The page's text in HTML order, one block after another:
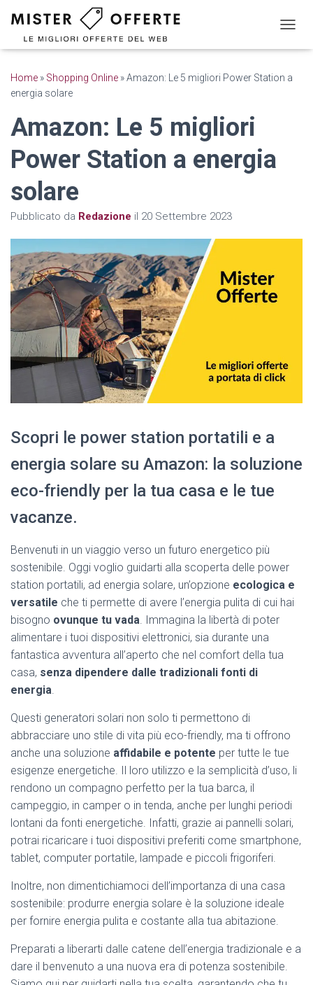
A
I
Home » Shopping Online »Amazon: Le 5 migliori Power Station a
energia solare
Amazon: Le 5 migliori
Power Station a energia
solare
Pubblicato da Redazione il 20 Settembre 2023
Scopri le power station portatili e a
energia solare su Amazon: la soluzione
eco-friendly per la tua casa e le tue
vacanze.
Benvenuti in un viaggio verso un futuro energetico più
sostenibile. Oggi voglio guidarti alla scoperta delle power
station portatili, ad energia solare, un’opzione ecologica e
versatile che ti permette di avere l’energia pulita di cui hai
bisogno ovunque tu vada. Immagina la libertà di poter
alimentare i tuoi dispositivi elettronici, sia durante una
fantastica avventura all’aperto che nel comfort della tua
casa, senza dipendere dalle tradizionali fonti di
energia.
Questi generatori solari non solo ti permettono di
abbracciare uno stile di vita più eco-friendly, ma ti offrono
anche una soluzione affidabile e potente per tutte le tue
esigenze energetiche. Il loro utilizzo e la semplicità d’uso, li
rendono un compagno perfetto per la tua barca, il
campeggio, in camper o in tenda, anche per lunghi periodi
lontani da fonti energetiche. Infatti, grazie ai pannelli solari,
potrai ricaricare i tuoi dispositivi preferiti come smartphone,
tablet, computer portatile, lampade e piccoli frigoriferi.
Inoltre, non dimentichiamoci dell’importanza di una casa
sostenibile: produrre energia solare è la soluzione ideale
per fornire energia pulita e costante alla tua abitazione.
Preparati a liberarti dalle catene dell’energia tradizionale e a
dare il benvenuto a una nuova era di potenza sostenibile.